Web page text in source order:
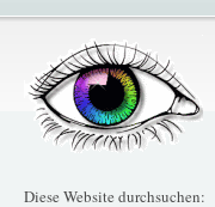
Diese Website durchsuchen: